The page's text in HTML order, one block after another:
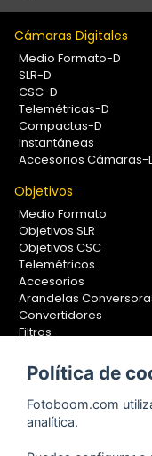
Cámaras Digitales
Medio Formato-D
SLR-D
CSC-D
Telemétricas-D
Compactas-D
Instantáneas
Accesorios Cámaras-
Objetivos
Medio Formato
Objetivos SLR
Objetivos CSC
Telemétricos
Accesorios
Arandelas
Convertidores
Filtros
Calibradores
Soportes Fotografía
Monopiés
Política de
Fotoboom.com
analítica.